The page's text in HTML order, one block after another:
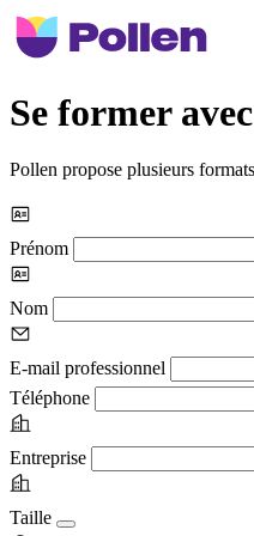
Se former
Pollen propose plusieurs
Prénom
Nom
E-mail professionnel
Téléphone
Entreprise
Taille